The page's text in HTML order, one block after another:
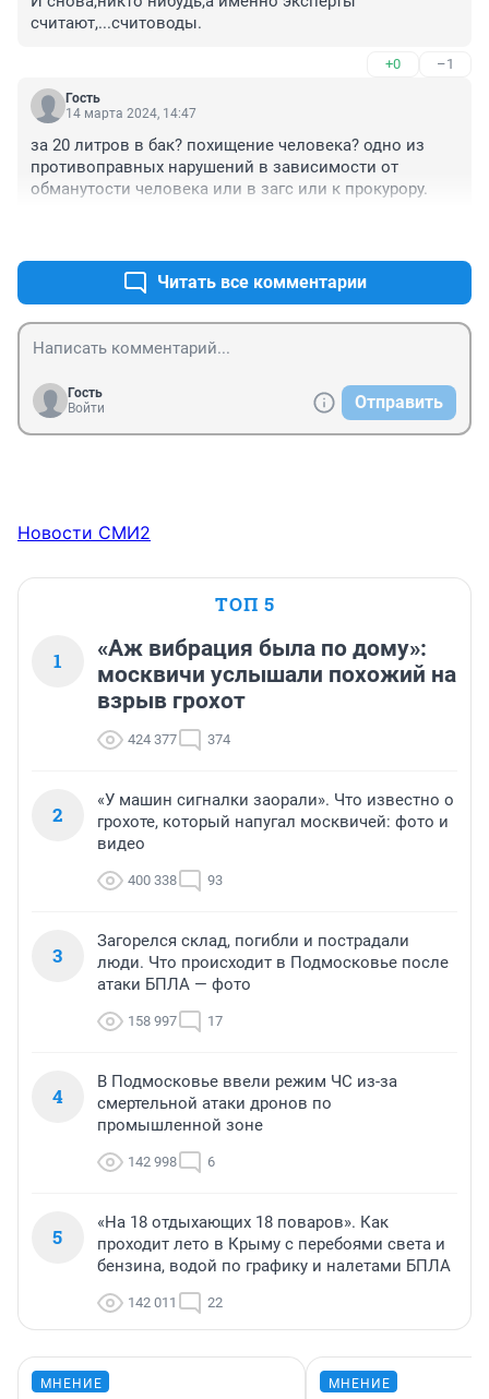
считают,...считоводы.
+0 –1
Гость
14 марта 2024, 14:47
за 20 литров в бак? похищение человека? одно из
противоправных нарушений в зависимости от
обманутости человека или в загс или к прокурору.
Читать все комментарии
Гость
Войти
Отправить
Новости СМИ2
ТОП 5
1
«Аж вибрация была по дому»:
москвичи услышали похожий на
взрыв грохот
424 377 374
2
«У машин сигналки заорали». Что известно о
грохоте, который напугал москвичей: фото и
видео
400 338 93
3
Загорелся склад, погибли и пострадали
люди. Что происходит в Подмосковье после
атаки БПЛА — фото
158 997 17
4
В Подмосковье ввели режим ЧС из-за
смертельной атаки дронов по
промышленной зоне
142 998 6
5
«На 18 отдыхающих 18 поваров». Как
проходит лето в Крыму с перебоями света и
бензина, водой по графику и налетами БПЛА
142 011 22
МНЕНИЕ МНЕНИЕ